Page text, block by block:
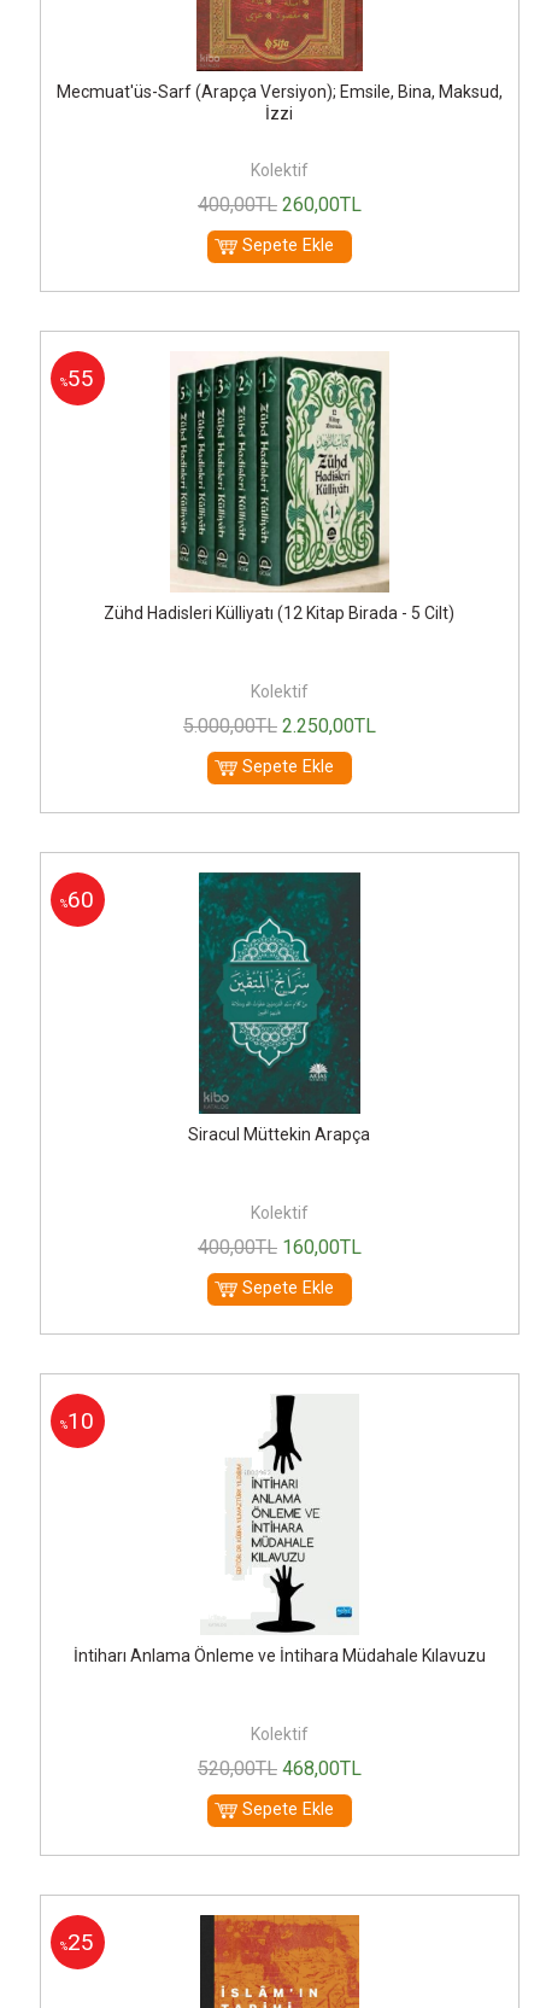
Mecmuat'üs-Sarf (Arapça Versiyon); Emsile, Bina, Maksud,
İzzi
Kolektif
400,00TL 260,00TL
Sepete Ekle
%55
Zühd Hadisleri Külliyatı (12 Kitap Birada - 5 Cilt)
Kolektif
5.000,00TL 2.250,00TL
Sepete Ekle
%60
Siracul Müttekin Arapça
Kolektif
400,00TL 160,00TL
Sepete Ekle
%10
İntiharı Anlama Önleme ve İntihara Müdahale Kılavuzu
Kolektif
520,00TL 468,00TL
Sepete Ekle
%25